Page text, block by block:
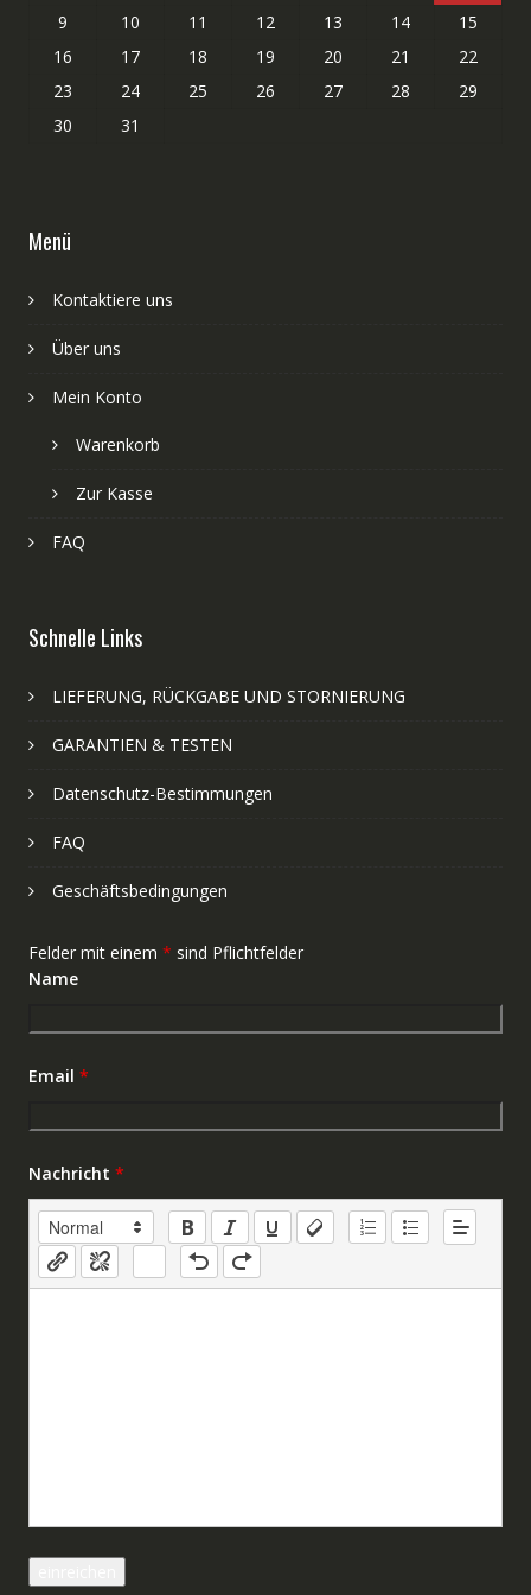
9
10 11 12 13 14
15
16
17 18 19 20 21
22
23
24 25 26 27 28
29
30
31
Menü
Kontaktiere uns
Über uns
Mein Konto
Warenkorb
Zur Kasse
FAQ
Schnelle Links
LIEFERUNG, RÜCKGABE UND STORNIERUNG
GARANTIEN & TESTEN
Datenschutz-Bestimmungen
FAQ
Geschäftsbedingungen
Felder mit einem * sind Pflichtfelder
Name
Email *
Nachricht *